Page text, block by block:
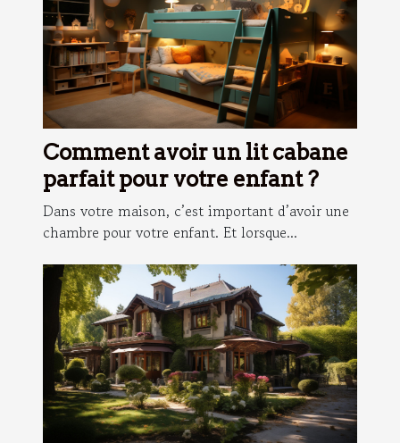
Comment avoir un lit cabane
parfait pour votre enfant ?
Dans votre maison, c’est important d’avoir une
chambre pour votre enfant. Et lorsque...